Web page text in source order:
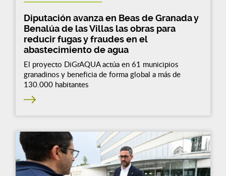
Diputación avanza en Beas de Granada y
Benalúa de las Villas las obras para
reducir fugas y fraudes en el
abastecimiento de agua
El proyecto DiGrAQUA actúa en 61 municipios
granadinos y beneficia de forma global a más de
130.000 habitantes